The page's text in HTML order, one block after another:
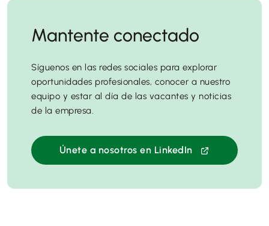
Mantente conectado
Síguenos en las redes sociales para explorar
oportunidades profesionales, conocer a nuestro
equipo y estar al día de las vacantes y noticias
de la empresa.
Únete a nosotros en LinkedIn